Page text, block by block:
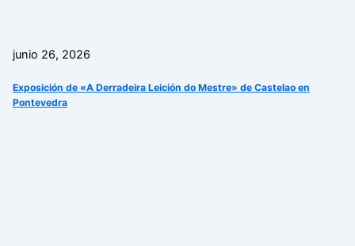
junio 26, 2026
Exposición de «A Derradeira Leición do Mestre» de Castelao en
Pontevedra